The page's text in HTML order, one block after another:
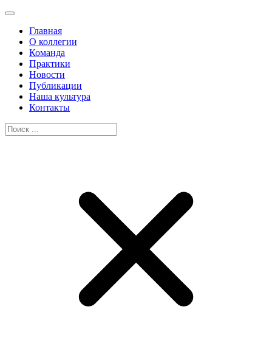
Главная
О коллегии
Команда
Практики
Новости
Публикации
Наша культура
Контакты